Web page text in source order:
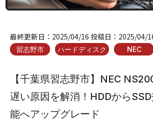
最終更新日： 2025/04/16 投稿日： 2025/04/
習志野市 ハードディスク NEC
【千葉県習志野市】NEC
遅い原因を解消！HDDから
能へアップグレード